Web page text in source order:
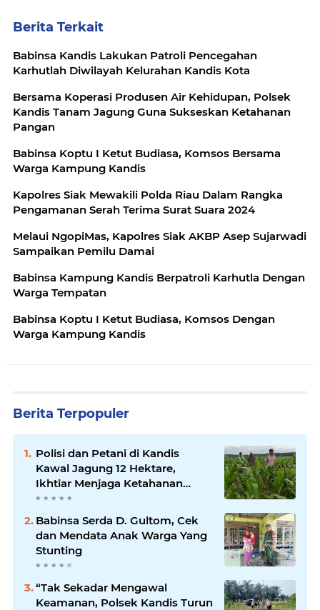
Berita Terkait
Babinsa Kandis Lakukan Patroli Pencegahan
Karhutlah Diwilayah Kelurahan Kandis Kota
Bersama Koperasi Produsen Air Kehidupan, Polsek
Kandis Tanam Jagung Guna Sukseskan Ketahanan
Pangan
Babinsa Koptu I Ketut Budiasa, Komsos Bersama
Warga Kampung Kandis
Kapolres Siak Mewakili Polda Riau Dalam Rangka
Pengamanan Serah Terima Surat Suara 2024
Melaui NgopiMas, Kapolres Siak AKBP Asep Sujarwadi
Sampaikan Pemilu Damai
Babinsa Kampung Kandis Berpatroli Karhutla Dengan
Warga Tempatan
Babinsa Koptu I Ketut Budiasa, Komsos Dengan
Warga Kampung Kandis
Berita Terpopuler
Polisi dan Petani di Kandis
Kawal Jagung 12 Hektare,
Ikhtiar Menjaga Ketahanan
Pangan
Babinsa Serda D. Gultom, Cek
dan Mendata Anak Warga Yang
Stunting
“Tak Sekadar Mengawal
Keamanan, Polsek Kandis Turun